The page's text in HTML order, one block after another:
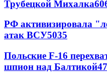
Трубецкой Михалка
РФ активизировала
атак ВСУ5035
Польские F-16
шпион над Балтикой